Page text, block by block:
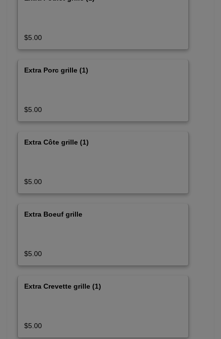
$5.00
Extra Porc grille (1)
$5.00
Extra Côte grille (1)
$5.00
Extra Boeuf grille
$5.00
Extra Crevette grille (1)
$5.00